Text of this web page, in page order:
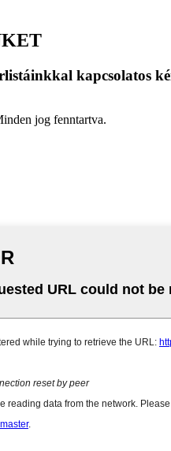
kapcsolatos
jog fenntartva.